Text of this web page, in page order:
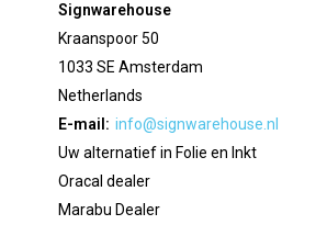
Signwarehouse
Kraanspoor 50
1033 SE Amsterdam
Netherlands
E-mail: info@signwarehouse.nl
Uw alternatief in Folie en Inkt
Oracal dealer
Marabu Dealer